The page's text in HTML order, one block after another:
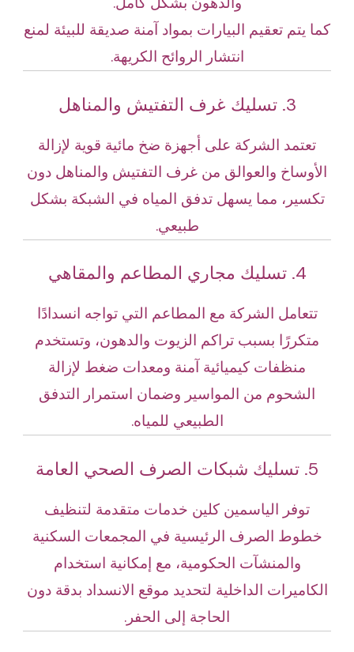
كما يتم تعقيم البيارات بمواد آمنة صديقة للبيئة لمنع
انتشار الروائح الكريهة.
3. تسليك غرف التفتيش والمناهل
تعتمد الشركة على أجهزة ضخ مائية قوية لإزالة
الأوساخ والعوالق من غرف التفتيش والمناهل دون
تكسير، مما يسهل تدفق المياه في الشبكة بشكل
طبيعي.
4. تسليك مجاري المطاعم والمقاهي
تتعامل الشركة مع المطاعم التي تواجه انسدادًا
متكررًا بسبب تراكم الزيوت والدهون، وتستخدم
منظفات كيميائية آمنة ومعدات ضغط لإزالة
الشحوم من المواسير وضمان استمرار التدفق
الطبيعي للمياه.
5. تسليك شبكات الصرف الصحي العامة
توفر الياسمين كلين خدمات متقدمة لتنظيف
خطوط الصرف الرئيسية في المجمعات السكنية
والمنشآت الحكومية، مع إمكانية استخدام
الكاميرات الداخلية لتحديد موقع الانسداد بدقة دون
الحاجة إلى الحفر.